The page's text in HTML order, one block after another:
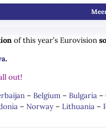
of this year’s Eurovision
.
out!
– Belgium – Bulgaria –
– Norway – Lithuania –